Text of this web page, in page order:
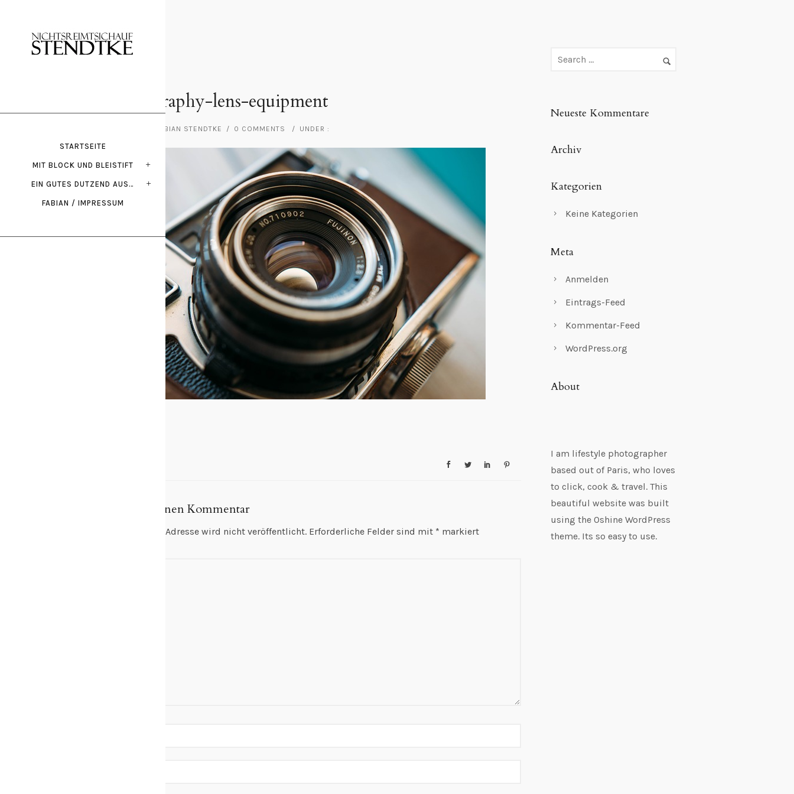
STARTSEITE
MIT BLOCK UND BLEISTIFT
EIN GUTES DUTZEND AUS…
FABIAN / IMPRESSUM
photography-lens-equipment
POSTED BY : FABIAN STENDTKE / 0 COMMENTS / UNDER :
Schreibe einen Kommentar
Deine E-Mail-Adresse wird nicht veröffentlicht. Erforderliche Felder sind mit * markiert
Neueste Kommentare
Archiv
Kategorien
Keine Kategorien
Meta
Anmelden
Eintrags-Feed
Kommentar-Feed
WordPress.org
About
I am lifestyle photographer
based out of Paris, who loves
to click, cook & travel. This
beautiful website was built
using the Oshine WordPress
theme. Its so easy to use.